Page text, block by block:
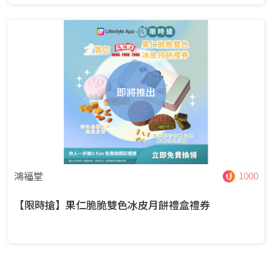
即將推出
鴻福堂 1000
【限時搶】果仁脆脆雙色冰皮月餅禮盒禮券